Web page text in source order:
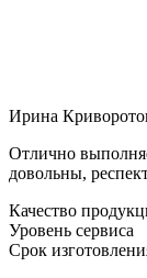
Ирина
Отлично
довольны,
Качество
Уровень сервиса
Срок